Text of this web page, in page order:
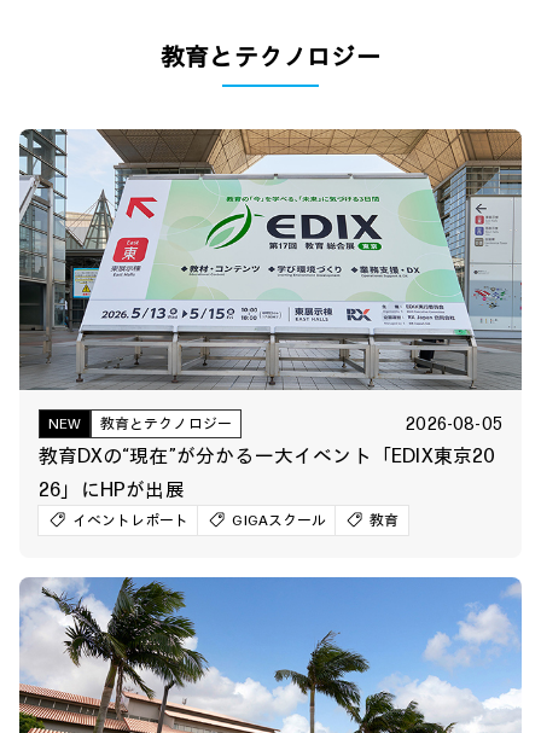
教育とテクノロジー
NEW 教育とテクノロジー 2026-08-05
教育DXの“現在”が分かる一大イベント「EDIX東京20
26」にHPが出展
イベントレポート GIGAスクール 教育